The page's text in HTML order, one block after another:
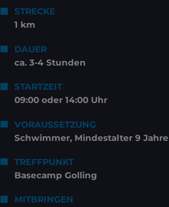
STRECKE
1 km
DAUER
ca. 3-4 Stunden
STARTZEIT
09:00 oder 14:00 Uhr
VORAUSSETZUNG
Schwimmer, Mindestalter 9 Jahre
TREFFPUNKT
Basecamp Golling
MITBRINGEN